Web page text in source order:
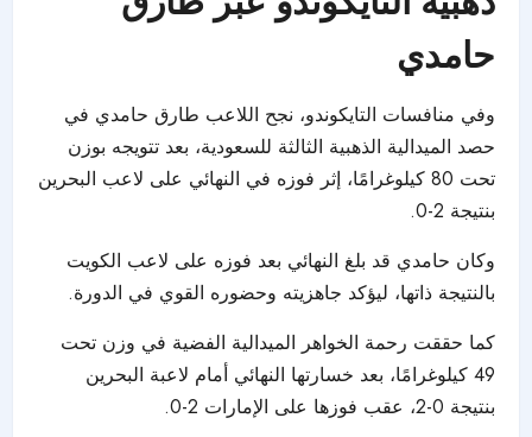
حامدي
وفي منافسات التايكوندو، نجح اللاعب طارق حامدي في
حصد الميدالية الذهبية الثالثة للسعودية، بعد تتويجه بوزن
تحت 80 كيلوغرامًا، إثر فوزه في النهائي على لاعب البحرين
بنتيجة 2-0.
وكان حامدي قد بلغ النهائي بعد فوزه على لاعب الكويت
بالنتيجة ذاتها، ليؤكد جاهزيته وحضوره القوي في الدورة.
كما حققت رحمة الخواهر الميدالية الفضية في وزن تحت
49 كيلوغرامًا، بعد خسارتها النهائي أمام لاعبة البحرين
بنتيجة 0-2، عقب فوزها على الإمارات 2-0.